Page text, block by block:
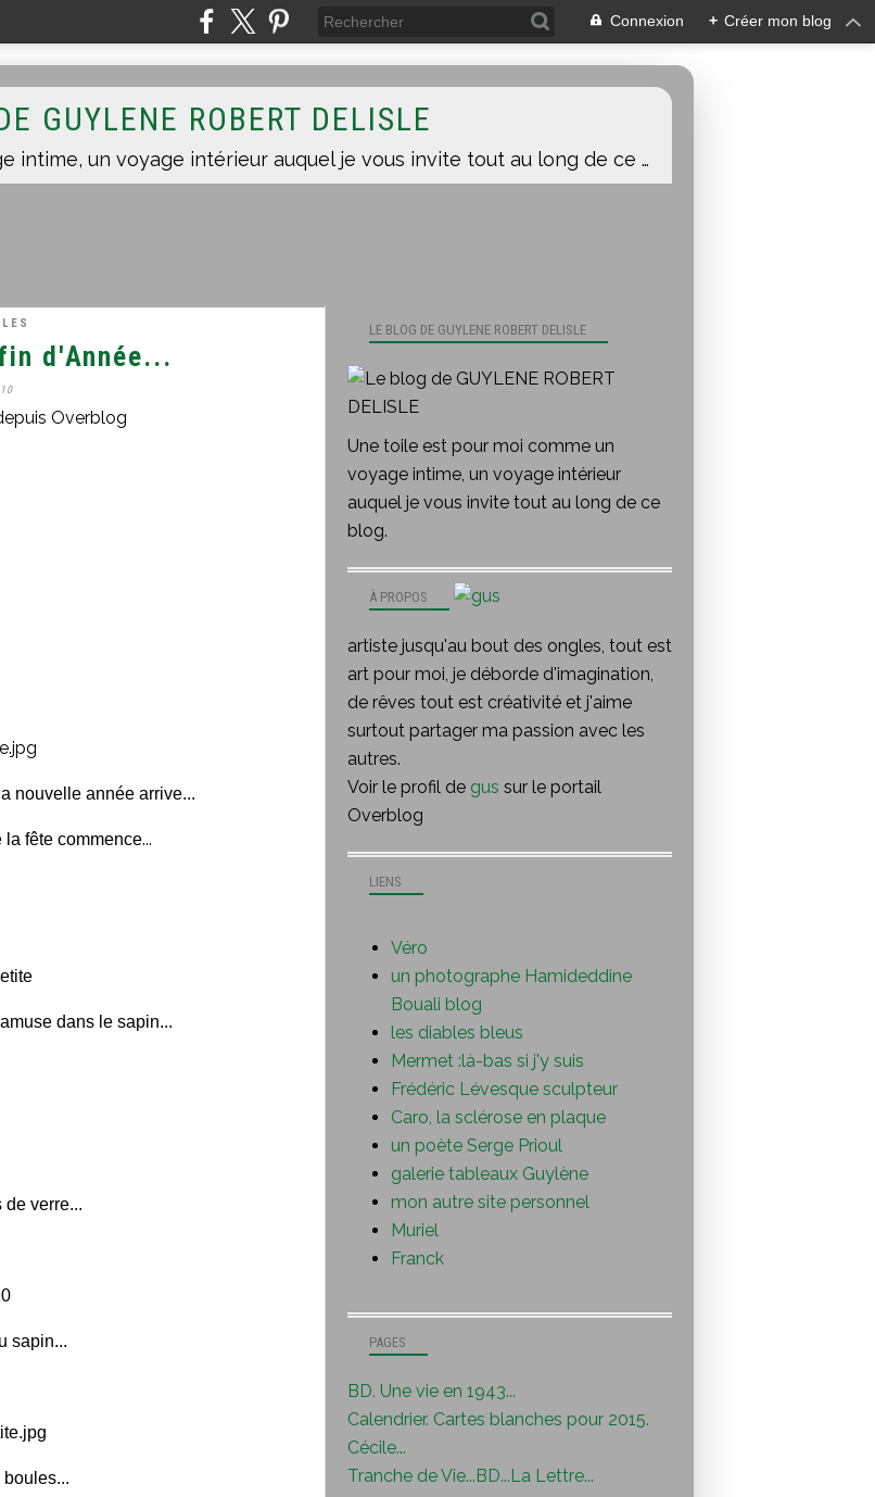
Connexion + Créer mon blog
GUYLENE ROBERT DELISLE
Une toile est pour moi comme un voyage intime, un voyage intérieur auquel je vous invite tout au long de ce blog.
d'Année...
Overblog
nouvelle année arrive...
la fête commence...
dans le sapin...
verre...
sapin...
LE BLOG DE GUYLENE ROBERT DELISLE
Une toile est pour moi comme un
voyage intime, un voyage intérieur
auquel je vous invite tout au long de ce
blog.
À PROPOS
artiste jusqu'au bout des ongles, tout est
art pour moi, je déborde d'imagination,
de rêves tout est créativité et j'aime
surtout partager ma passion avec les
autres.
Voir le profil de gus sur le portail
Overblog
PAGES
BD. Une vie en 1943...
Calendrier. Cartes blanches pour 2015.
Cécile...
Tranche de Vie...BD...La Lettre...
LIENS
Véro
un photographe Hamideddine
Bouali blog
les diables bleus
Mermet :là-bas si j'y suis
Frédéric Lévesque sculpteur
Caro, la sclérose en plaque
un poète Serge Prioul
galerie tableaux Guylène
mon autre site personnel
Muriel
Franck